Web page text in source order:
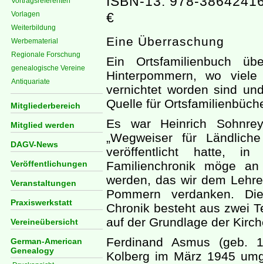
Vorlagen
Weiterbildung
Werbematerial
Regionale Forschung
genealogische Vereine
Antiquariate
Mitgliederbereich
Mitglied werden
DAGV-News
Veröffentlichungen
Veranstaltungen
Praxiswerkstatt
Vereineübersicht
German-American
Genealogy
€
Eine Überraschung
Ein Ortsfamilienbuch
Hinterpommern, wo
vernichtet worden sind
Quelle für
Es war Heinrich
„Wegweiser für
veröffentlicht hatte,
Familienchronik möge
werden, das wir dem
Pommern verdanken.
Chronik besteht aus zwei
auf der Grundlage der
Ferdinand Asmus (geb.
Kolberg im März 1945